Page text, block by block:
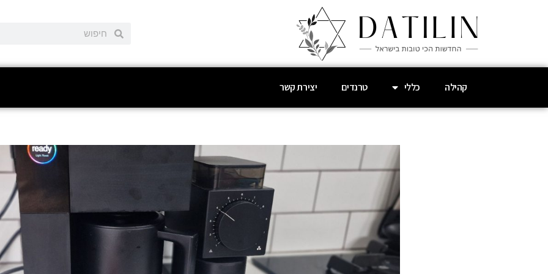
קהילה כללי טרנדים יצירת קשר